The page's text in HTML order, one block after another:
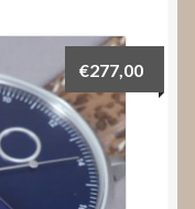
€277,00